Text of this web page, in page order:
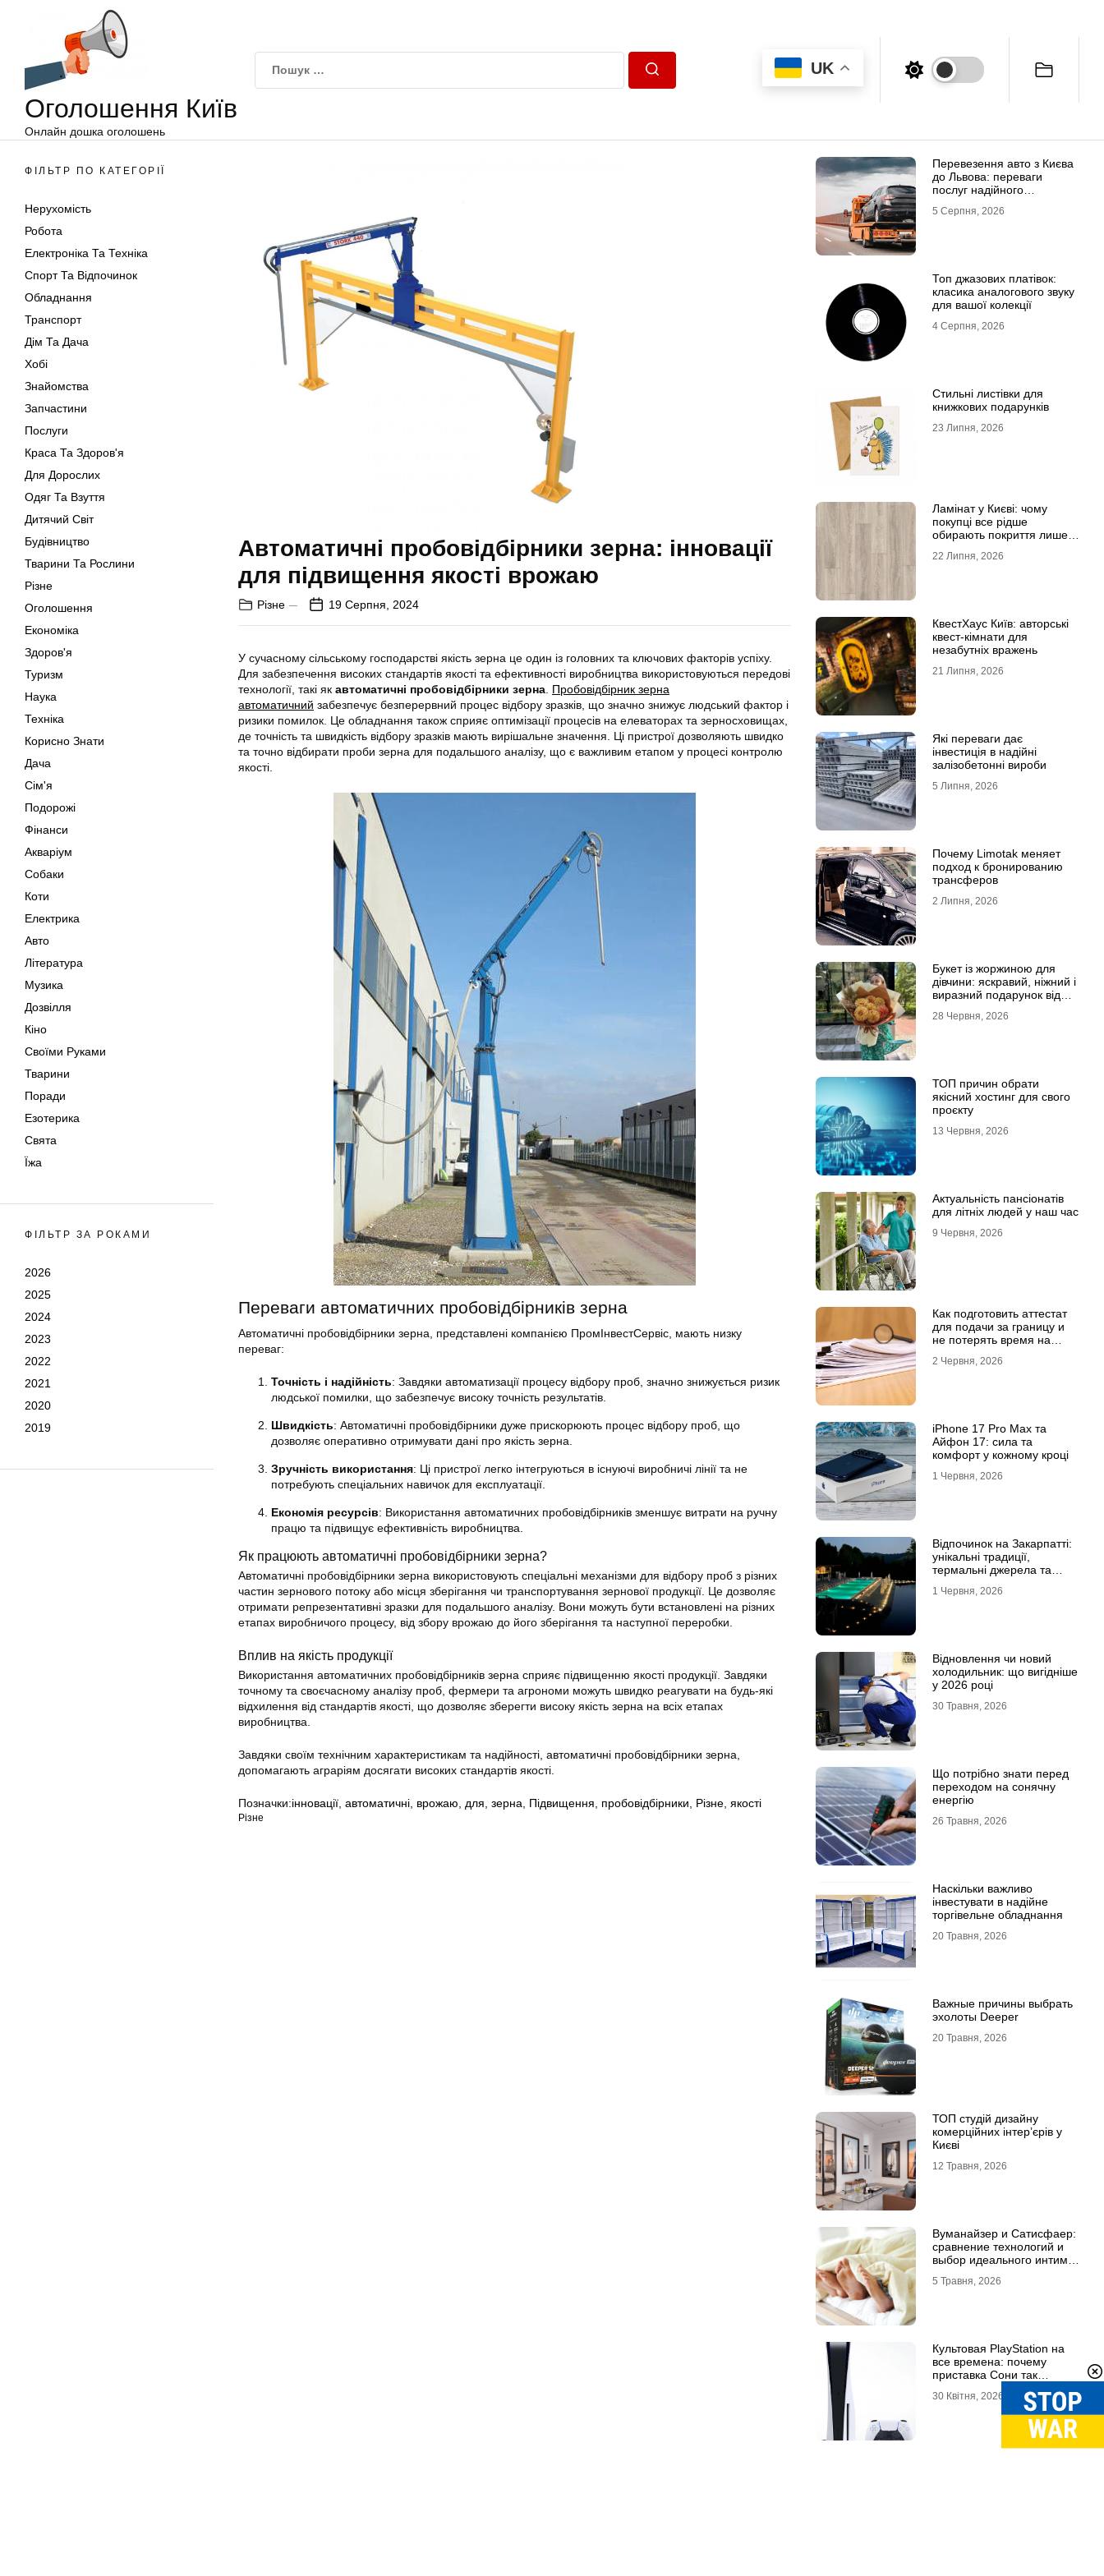
Оголошення Київ
Онлайн дошка оголошень
UK
ФІЛЬТР ПО КАТЕГОРІЇ
Нерухомість
Робота
Електроніка Та Техніка
Спорт Та Відпочинок
Обладнання
Транспорт
Дім Та Дача
Хобі
Знайомства
Запчастини
Послуги
Краса Та Здоров'я
Для Дорослих
Одяг Та Взуття
Дитячий Світ
Будівництво
Тварини Та Рослини
Різне
Оголошення
Економіка
Здоров'я
Туризм
Наука
Техніка
Корисно Знати
Дача
Сім'я
Подорожі
Фінанси
Акваріум
Собаки
Коти
Електрика
Авто
Література
Музика
Дозвілля
Кіно
Своїми Руками
Тварини
Поради
Езотерика
Свята
Їжа
ФІЛЬТР ЗА РОКАМИ
2026
2025
2024
2023
2022
2021
2020
2019
Автоматичні пробовідбірники зерна: інновації
для підвищення якості врожаю
Різне 19 Серпня, 2024
У сучасному сільському господарстві якість зерна це один із головних та ключових факторів успіху.
Для забезпечення високих стандартів якості та ефективності виробництва використовуються передові
технології, такі як автоматичні пробовідбірники зерна Пробовідбірник зерна
автоматичний забезпечує безперервний процес відбору зразків, що значно знижує людський фактор і
ризики помилок. Це обладнання також сприяє оптимізації процесів на елеваторах та зерносховищах,
де точність та швидкість відбору зразків мають вирішальне значення. Ці пристрої дозволяють швидко
та точно відбирати проби зерна для подальшого аналізу, що є важливим етапом у процесі контролю
якості.
Переваги автоматичних пробовідбірників зерна
Автоматичні пробовідбірники зерна, представлені компанією ПромІнвестСервіс, мають низку
переваг:
Точність і надійність: Завдяки автоматизації процесу відбору проб, значно знижується ризик
людської помилки, що забезпечує високу точність результатів.
Швидкість: Автоматичні пробовідбірники дуже прискорюють процес відбору проб, що
дозволяє оперативно отримувати дані про якість зерна.
Зручність використання: Ці пристрої легко інтегруються в існуючі виробничі лінії та не
потребують спеціальних навичок для експлуатації.
Економія ресурсів: Використання автоматичних пробовідбірників зменшує витрати на ручну
працю та підвищує ефективність виробництва.
Як працюють автоматичні пробовідбірники зерна?
Автоматичні пробовідбірники зерна використовують спеціальні механізми для відбору проб з різних
частин зернового потоку або місця зберігання чи транспортування зернової продукції. Це дозволяє
отримати репрезентативні зразки для подальшого аналізу. Вони можуть бути встановлені на різних
етапах виробничого процесу, від збору врожаю до його зберігання та наступної переробки.
Вплив на якість продукції
Використання автоматичних пробовідбірників зерна сприяє підвищенню якості продукції. Завдяки
точному та своєчасному аналізу проб, фермери та агрономи можуть швидко реагувати на будь-які
відхилення від стандартів якості, що дозволяє зберегти високу якість зерна на всіх етапах
виробництва.
Завдяки своїм технічним характеристикам та надійності, автоматичні пробовідбірники зерна,
допомагають аграріям досягати високих стандартів якості.
Позначки:інновації автоматичні врожаю для зерна Підвищення пробовідбірники Різне якості
Різне
Перевезення авто з Києва
до Львова: переваги
послуг надійного
5 Серпня, 2026
Топ джазових платівок:
класика аналогового звуку
для вашої колекції
4 Серпня, 2026
Стильні листівки для
книжкових подарунків
23 Липня, 2026
Ламінат у Києві: чому
покупці все рідше
обирають покриття лише
22 Липня, 2026
КвестХаус Київ: авторські
квест-кімнати для
незабутніх вражень
21 Липня, 2026
Які переваги дає
інвестиція в надійні
залізобетонні вироби
5 Липня, 2026
Почему Limotak меняет
подход к бронированию
трансферов
2 Липня, 2026
Букет із жоржиною для
дівчини: яскравий, ніжний і
виразний подарунок від
28 Червня, 2026
ТОП причин обрати
якісний хостинг для свого
проєкту
13 Червня, 2026
Актуальність пансіонатів
для літніх людей у наш час
9 Червня, 2026
Как подготовить аттестат
для подачи за границу и
не потерять время на
2 Червня, 2026
iPhone 17 Pro Max та
Айфон 17: сила та
комфорт у кожному кроці
1 Червня, 2026
Відпочинок на Закарпатті:
унікальні традиції,
термальні джерела та
1 Червня, 2026
Відновлення чи новий
холодильник: що вигідніше
у 2026 році
30 Травня, 2026
Що потрібно знати перед
переходом на сонячну
енергію
26 Травня, 2026
Наскільки важливо
інвестувати в надійне
торгівельне обладнання
20 Травня, 2026
Важные причины выбрать
эхолоты Deeper
20 Травня, 2026
ТОП студій дизайну
комерційних інтер’єрів у
Києві
12 Травня, 2026
Вуманайзер и Сатисфаер:
сравнение технологий и
выбор идеального интим-
5 Травня, 2026
Культовая PlayStation на
все времена: почему
приставка Сони так
30 Квітня, 2026